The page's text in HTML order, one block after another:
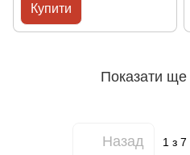
Купити
Показати ще
Назад 1 з 7